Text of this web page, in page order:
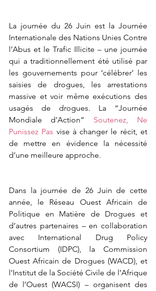
La journée du 26 Juin est la Journée
Internationale des Nations Unies Contre
l’Abus et le Trafic Illicite – une journée
qui a traditionnellement été utilisé par
les gouvernements pour ‘célébrer’ les
saisies de drogues, les arrestations
massive et voir même exécutions des
usagés de drogues. La “Journée
Mondiale d’Action” Soutenez, Ne
Punissez Pas vise à changer le récit, et
de mettre en évidence la nécessité
d’une meilleure approche.
Dans la journée de 26 Juin de cette
année, le Réseau Ouest Africain de
Politique en Matière de Drogues et
d’autres partenaires – en collaboration
avec International Drug Policy
Consortium (IDPC), la Commission
Ouest Africain de Drogues (WACD), et
l’Institut de la Société Civile de l’Afrique
de l’Ouest (WACSI) – organisent des